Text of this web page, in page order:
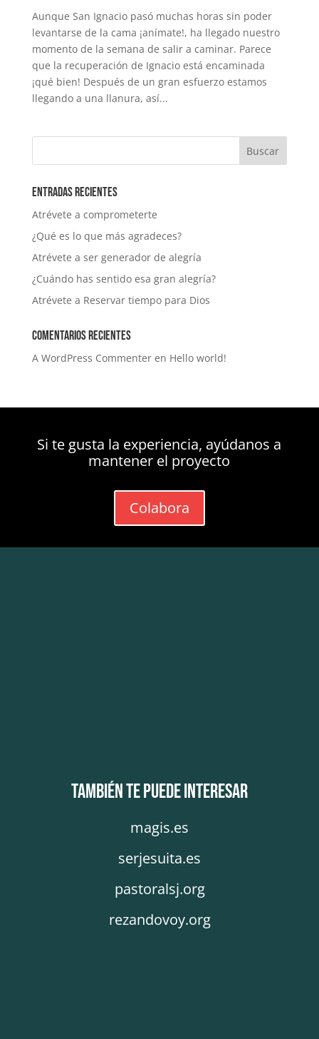
Aunque San Ignacio pasó muchas horas sin poder
levantarse de la cama ¡anímate!, ha llegado nuestro
momento de la semana de salir a caminar. Parece
que la recuperación de Ignacio está encaminada
¡qué bien! Después de un gran esfuerzo estamos
llegando a una llanura, así...
Entradas recientes
Atrévete a comprometerte
¿Qué es lo que más agradeces?
Atrévete a ser generador de alegría
¿Cuándo has sentido esa gran alegría?
Atrévete a Reservar tiempo para Dios
Comentarios recientes
A WordPress Commenteren Hello world!
Si te gusta la experiencia, ayúdanos a
mantener el proyecto
Colabora
También te puede interesar
magis.es
serjesuita.es
pastoralsj.org
rezandovoy.org